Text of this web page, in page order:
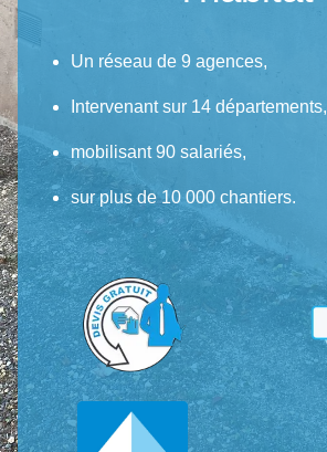
Un réseau de 9 agences,
Intervenant sur 14 départements,
mobilisant 90 salariés,
sur plus de 10 000 chantiers.